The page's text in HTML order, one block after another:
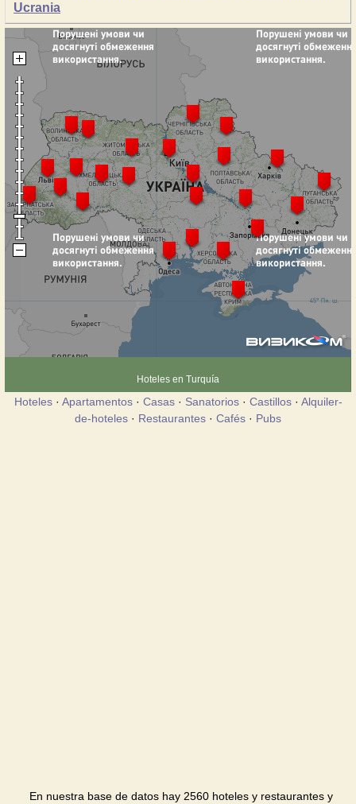
Ucrania
Hoteles en Turquía
Hoteles· Apartamentos· Casas· Sanatorios· Castillos· Alquiler-
de-hoteles · Restaurantes · Cafés · Pubs
En nuestra base de datos hay 2560 hoteles y restaurantes y